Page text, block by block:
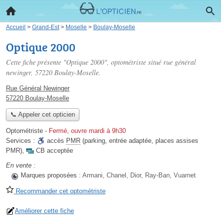
Accueil > Grand-Est> Moselle > Boulay-Moselle
Optique 2000
Cette fiche présente "Optique 2000", optométriste situé rue général
newinger, 57220 Boulay-Moselle.
Rue Général Newinger
57220 Boulay-Moselle
📞 Appeler cet opticien
Optométriste - Fermé, ouvre mardi à 9h30
Services :
accès PMR (parking, entrée adaptée, places assises
PMR),
CB acceptée
En vente :
Marques proposées : Armani, Chanel, Dior, Ray-Ban, Vuarnet
Recommander cet optométriste
Améliorer cette fiche